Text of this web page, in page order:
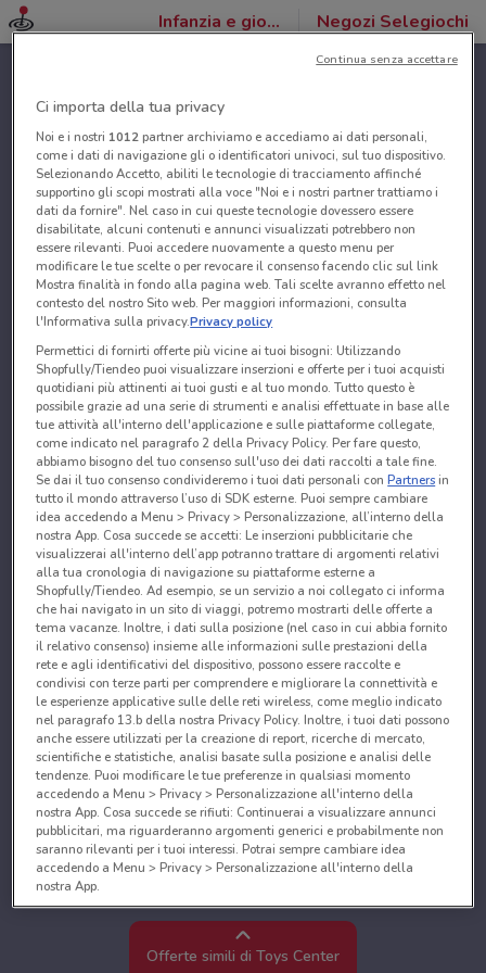
Infanzia e giochi Negozi Selegiochi
Offerte simili di Toys Center
Ci importa della tua privacy
Noi e i nostri 1012partner archiviamo e accediamo ai dati personali,
come i dati di navigazione gli o identificatori univoci, sul tuo dispositivo.
Selezionando Accetto, abiliti le tecnologie di tracciamento affinché
supportino gli scopi mostrati alla voce "Noi e i nostri partner trattiamo i
dati da fornire". Nel caso in cui queste tecnologie dovessero essere
disabilitate, alcuni contenuti e annunci visualizzati potrebbero non
essere rilevanti. Puoi accedere nuovamente a questo menu per
modificare le tue scelte o per revocare il consenso facendo clic sul link
Mostra finalità in fondo alla pagina web. Tali scelte avranno effetto nel
contesto del nostro Sito web. Per maggiori informazioni, consulta
l'Informativa sulla privacy.Privacy policy
Permettici di fornirti offerte più vicine ai tuoi bisogni: Utilizzando
Shopfully/Tiendeo puoi visualizzare inserzioni e offerte per i tuoi acquisti
quotidiani più attinenti ai tuoi gusti e al tuo mondo. Tutto questo è
possibile grazie ad una serie di strumenti e analisi effettuate in base alle
tue attività all'interno dell'applicazione e sulle piattaforme collegate,
come indicato nel paragrafo 2 della Privacy Policy. Per fare questo,
abbiamo bisogno del tuo consenso sull'uso dei dati raccolti a tale fine.
Se dai il tuo consenso condivideremo i tuoi dati personali conPartnersin
tutto il mondo attraverso l’uso di SDK esterne. Puoi sempre cambiare
idea accedendo a Menu > Privacy > Personalizzazione, all’interno della
nostra App. Cosa succede se accetti: Le inserzioni pubblicitarie che
visualizzerai all'interno dell’app potranno trattare di argomenti relativi
alla tua cronologia di navigazione su piattaforme esterne a
Shopfully/Tiendeo. Ad esempio, se un servizio a noi collegato ci informa
che hai navigato in un sito di viaggi, potremo mostrarti delle offerte a
tema vacanze. Inoltre, i dati sulla posizione (nel caso in cui abbia fornito
il relativo consenso) insieme alle informazioni sulle prestazioni della
rete e agli identificativi del dispositivo, possono essere raccolte e
condivisi con terze parti per comprendere e migliorare la connettività e
le esperienze applicative sulle delle reti wireless, come meglio indicato
nel paragrafo 13.b della nostra Privacy Policy. Inoltre, i tuoi dati possono
anche essere utilizzati per la creazione di report, ricerche di mercato,
scientifiche e statistiche, analisi basate sulla posizione e analisi delle
tendenze. Puoi modificare le tue preferenze in qualsiasi momento
accedendo a Menu > Privacy > Personalizzazione all'interno della
nostra App. Cosa succede se rifiuti: Continuerai a visualizzare annunci
pubblicitari, ma riguarderanno argomenti generici e probabilmente non
saranno rilevanti per i tuoi interessi. Potrai sempre cambiare idea
accedendo a Menu > Privacy > Personalizzazione all'interno della
nostra App.
Noi e i nostri partner trattiamo i dati per fornire:
Utilizzare dati di geolocalizzazione precisi. Scansione attiva delle
caratteristiche del dispositivo ai fini dell’identificazione. Archiviare
Continua senza accettare